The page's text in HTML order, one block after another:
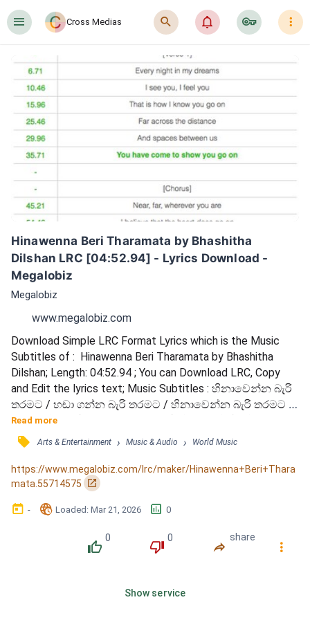
󰍜 Cross Medias 󰍉 󰂜 󰷖 󰇙
Hinawenna Beri Tharamata by Bhashitha
Dilshan LRC [04:52.94] - Lyrics Download -
Megalobiz
Megalobiz
www.megalobiz.com
Download Simple LRC Format Lyrics which is the Music
Subtitles of :  Hinawenna Beri Tharamata by Bhashitha
Dilshan; Length: 04:52.94 ; You can Download LRC, Copy
and Edit the lyrics text; Music Subtitles : හිනාවෙන්න බැරි
තරමට / හඬා ගන්න බැරි තරමට / හිනාවෙන්න බැරි තරමට /
හඬා ගන්න බැරි තරමට / නුඹේ නමින්, / මගේ හිතේ / තැනු
මාලිගා, / තැනු මාලිගා / කතා කියන තරු දෑසට / ලියා දෙන්න
මදි අහසම / කතා කියන තරු දෑසට / ලියා දෙන්න මදි අහසම /
නුඹේ නමින්, / මගේ හදේ / මැවෙන ගීතිකා, / මැවෙන ගීතිකා
/ දෙතොල නම් ගොළුය...
Read more
󰓹 Arts & Entertainment › Music & Audio › World Music
https://www.megalobiz.com/lrc/maker/Hinawenna+Beri+Thara
mata.55714575
󰏌
󰃶 - 󱉊 Loaded: Mar 21, 2026 󱕎 0
󰔔
0
󰔒
0
󰤲
share
󰇙
Show service